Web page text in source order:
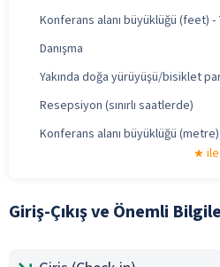
Konferans alanı büyüklüğü (feet) -
Danışma
Yakında doğa yürüyüşü/bisiklet
Resepsiyon (sınırlı saatlerde)
Konferans alanı büyüklüğü
Giriş-Çıkış ve Önemli